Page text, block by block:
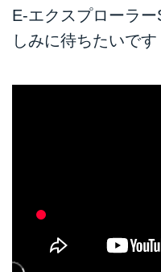
E-エクスプローラ
しみに待ちたいです